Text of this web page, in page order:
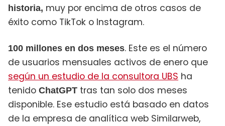
historia, muy por encima de otros casos de
éxito como TikTok o Instagram.
100 millones en dos meses. Este es el número
de usuarios mensuales activos de enero que
según un estudio de la consultora UBS ha
tenido ChatGPT tras tan solo dos meses
disponible. Ese estudio está basado en datos
de la empresa de analítica web Similarweb,